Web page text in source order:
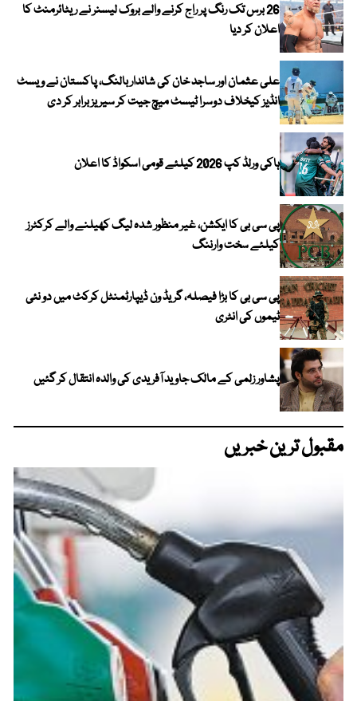
26 برس تک رنگ پر راج کرنے والے بروک لیسنر نے ریٹائرمنٹ کا
اعلان کر دیا
علی عثمان اور ساجد خان کی شاندار بالنگ، پاکستان نے ویسٹ
انڈیز کیخلاف دوسرا ٹیسٹ میچ جیت کر سیریز برابر کر دی
ہاکی ورلڈ کپ 2026 کیلئے قومی اسکواڈ کا اعلان
پی سی بی کا ایکشن، غیر منظور شدہ لیگ کھیلنے والے کرکٹرز
کیلئے سخت وارننگ
پی سی بی کا بڑا فیصلہ، گریڈ ون ڈیپارٹمنٹل کرکٹ میں دو نئی
ٹیموں کی انٹری
پشاور زلمی کے مالک جاوید آفریدی کی والدہ انتقال کر گئیں
مقبول ترین خبریں